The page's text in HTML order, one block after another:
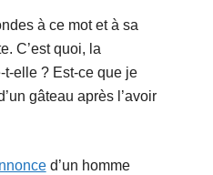
à ce mot et à sa
C’est quoi, la
t-elle ? Est-ce que je
gâteau après l’avoir
d’un homme